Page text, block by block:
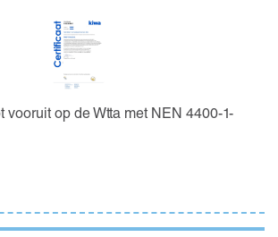
vooruit op de Wtta met NEN 4400-1-